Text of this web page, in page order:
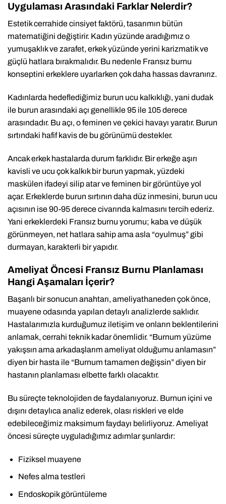
Uygulaması Arasındaki Farklar Nelerdir?
Estetik cerrahide cinsiyet faktörü, tasarımın bütün
matematiğini değiştirir. Kadın yüzünde aradığımız o
yumuşaklık ve zarafet, erkek yüzünde yerini karizmatik ve
güçlü hatlara bırakmalıdır. Bu nedenle Fransız burnu
konseptini erkeklere uyarlarken çok daha hassas davranırız.
Kadınlarda hedeflediğimiz burun ucu kalkıklığı, yani dudak
ile burun arasındaki açı genellikle 95 ile 105 derece
arasındadır. Bu açı, o feminen ve çekici havayı yaratır. Burun
sırtındaki hafif kavis de bu görünümü destekler.
Ancak erkek hastalarda durum farklıdır. Bir erkeğe aşırı
kavisli ve ucu çok kalkık bir burun yapmak, yüzdeki
maskülen ifadeyi silip atar ve feminen bir görüntüye yol
açar. Erkeklerde burun sırtının daha düz inmesini, burun ucu
açısının ise 90-95 derece civarında kalmasını tercih ederiz.
Yani erkeklerdeki Fransız burnu yorumu; kaba ve düşük
görünmeyen, net hatlara sahip ama asla “oyulmuş” gibi
durmayan, karakterli bir yapıdır.
Ameliyat Öncesi Fransız Burnu Planlaması
Hangi Aşamaları İçerir?
Başarılı bir sonucun anahtarı, ameliyathaneden çok önce,
muayene odasında yapılan detaylı analizlerde saklıdır.
Hastalarımızla kurduğumuz iletişim ve onların beklentilerini
anlamak, cerrahi teknik kadar önemlidir. “Burnum yüzüme
yakışsın ama arkadaşlarım ameliyat olduğumu anlamasın”
diyen bir hasta ile “Burnum tamamen değişsin” diyen bir
hastanın planlaması elbette farklı olacaktır.
Bu süreçte teknolojiden de faydalanıyoruz. Burnun içini ve
dışını detaylıca analiz ederek, olası riskleri ve elde
edebileceğimiz maksimum faydayı belirliyoruz. Ameliyat
öncesi süreçte uyguladığımız adımlar şunlardır:
Fiziksel muayene
Nefes alma testleri
Endoskopik görüntüleme